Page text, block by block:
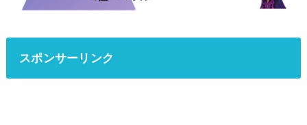
スポンサーリンク